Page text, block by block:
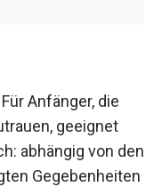
Anfänger, die
geeignet
abhängig von den
Gegebenheiten